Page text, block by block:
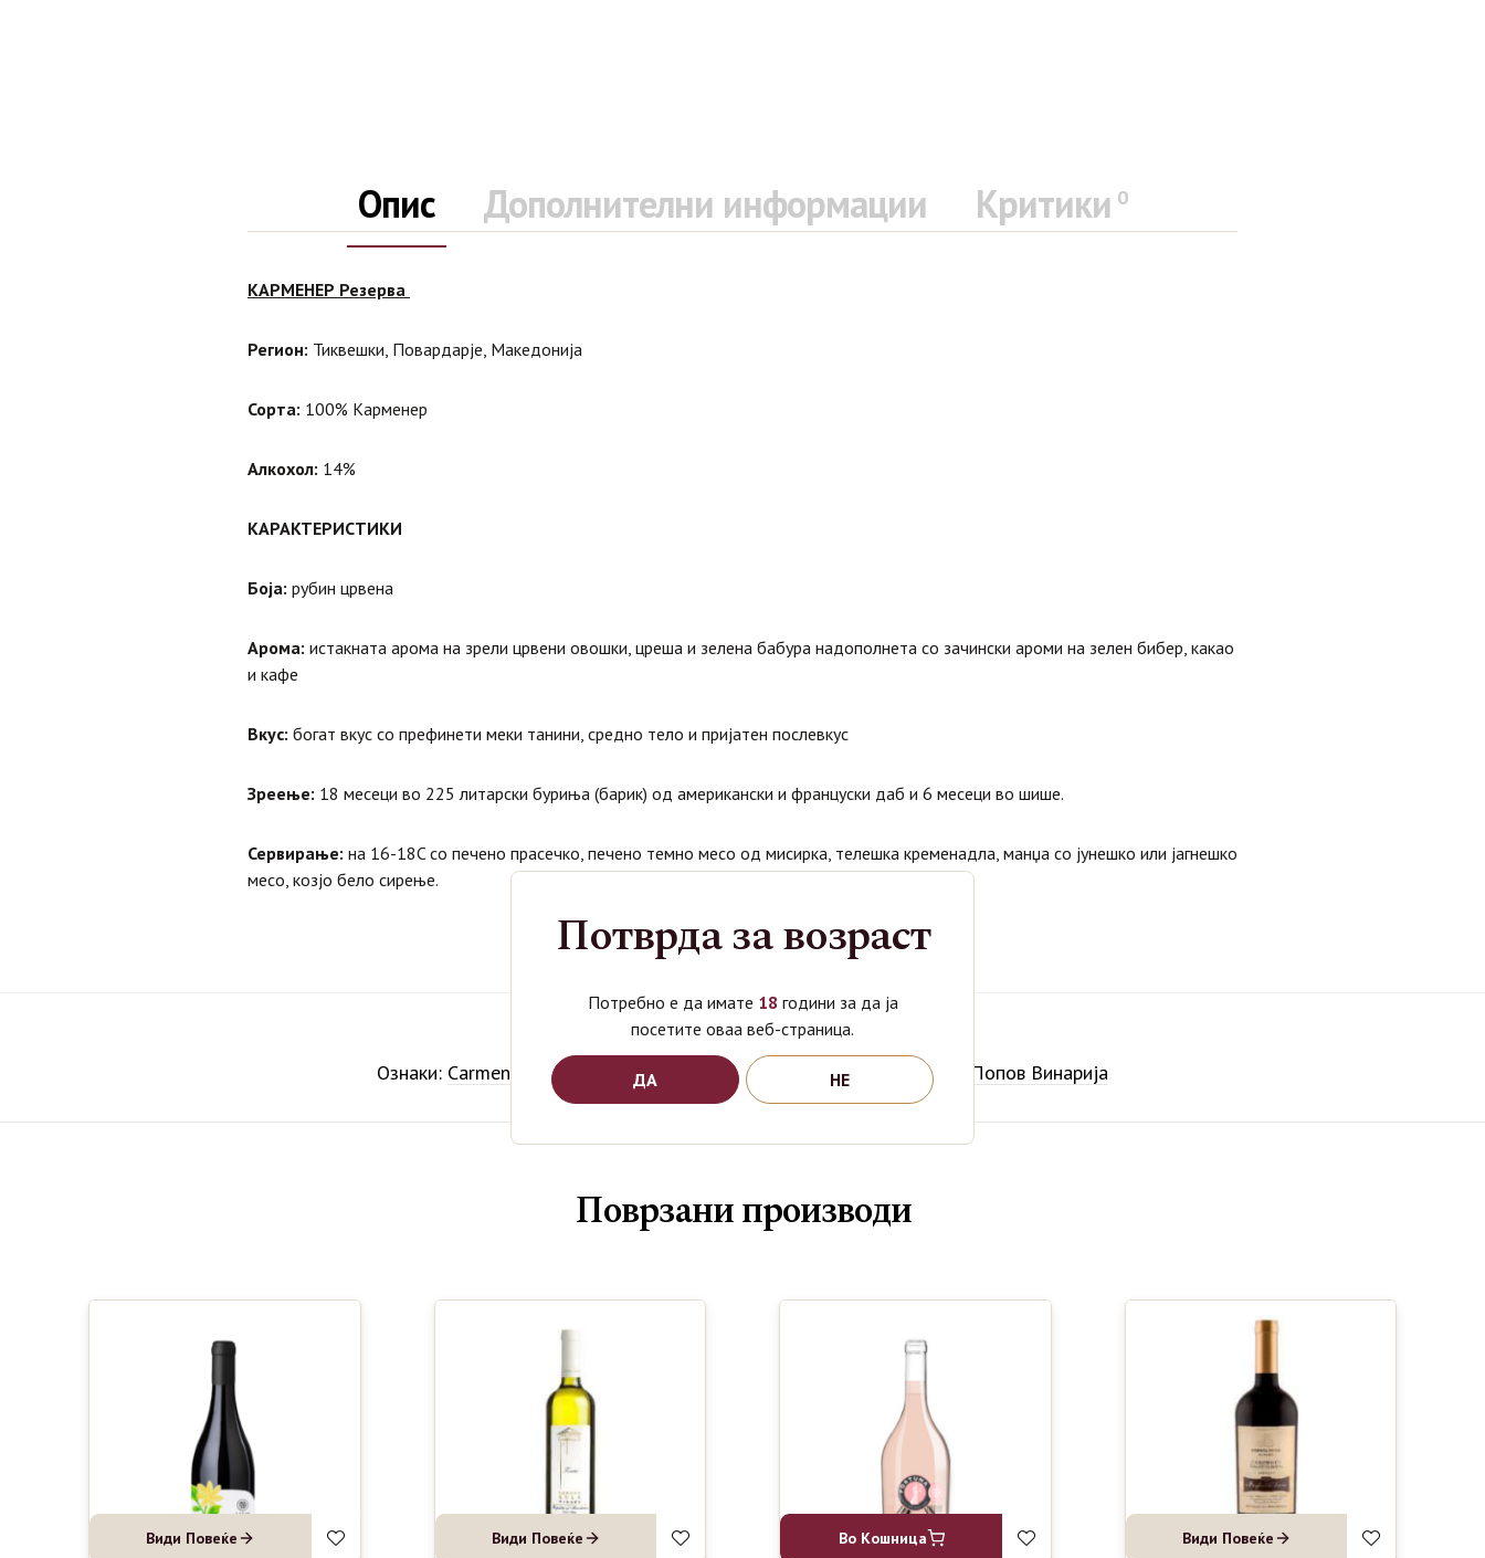
Опис Дополнителни информации Критики 0
КАРМЕНЕР Резерва
Регион: Тиквешки, Повардарје, Македонија
Сорта: 100% Карменер
Алкохол: 14%
КАРАКТЕРИСТИКИ
Боја: рубин црвена
Арома: истакната арома на зрели црвени овошки, цреша и зелена бабура надополнета со зачински ароми на зелен бибер, какао
и кафе
Вкус: богат вкус со префинети меки танини, средно тело и пријатен послевкус
Зреење: 18 месеци во 225 литарски буриња (барик) од американски и француски даб и 6 месеци во шише.
Сервирање: на 16-18C со печено прасечко, печено темно месо од мисирка, телешка кременадла, манџа со јунешко или јагнешко
месо, козјо бело сирење.
Вино,Попов Винарија,Промоции
Ознаки: Carmenere Reserve popov popov vinarija Карменер Резерва Попов Винарија
Поврзани производи
Види Повеќе Види Повеќе Во Кошница Види Повеќе
Потврда за возраст
Потребно е да имате 18 години за да ја
посетите оваа веб-страница.
ДА НЕ